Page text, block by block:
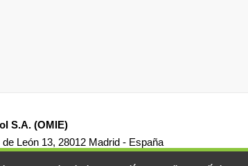
S.A. (OMIE)
León 13, 28012 Madrid - España